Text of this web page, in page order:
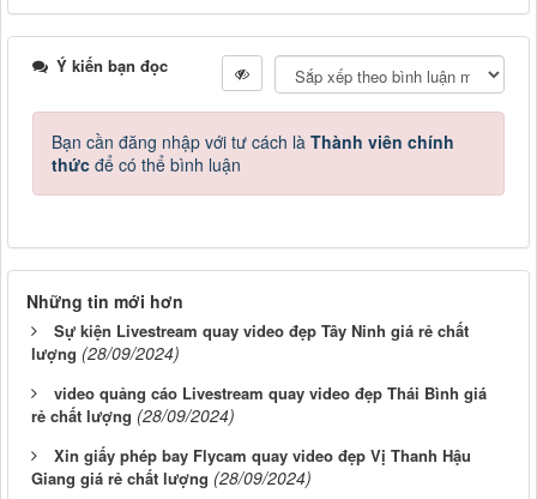
Ý kiến bạn đọc
Bạn cần đăng nhập với tư cách là Thành viên chính
thức để có thể bình luận
Những tin mới hơn
Sự kiện Livestream quay video đẹp Tây Ninh giá rẻ chất
lượng (28/09/2024)
video quảng cáo Livestream quay video đẹp Thái Bình giá
rẻ chất lượng (28/09/2024)
Xin giấy phép bay Flycam quay video đẹp Vị Thanh Hậu
Giang giá rẻ chất lượng (28/09/2024)